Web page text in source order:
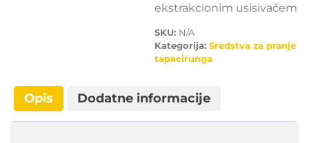
ekstrakcionim usisivačem
SKU: N/A
Kategorija: Sredstva za pranje
tapacirunga
Opis Dodatne informacije